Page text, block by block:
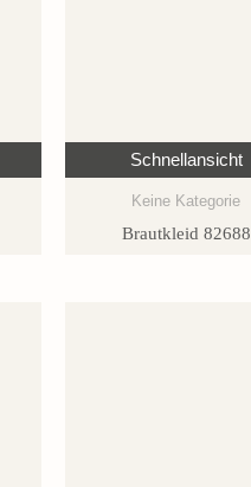
Schnellansicht
Keine Kategorie
Brautkleid 82688